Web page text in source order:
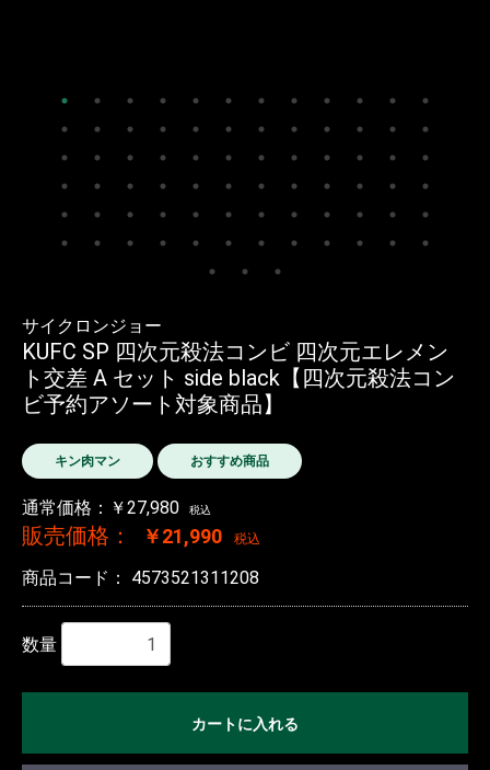
サイクロンジョー
KUFC SP 四次元殺法コンビ 四次元エレメン
ト交差 A セット side black【四次元殺法コン
ビ予約アソート対象商品】
キン肉マン おすすめ商品
通常価格：￥27,980 税込
販売価格： ￥21,990 税込
商品コード： 4573521311208
数量
カートに入れる